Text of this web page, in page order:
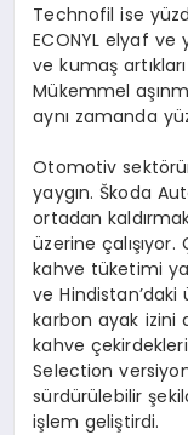
Technofil ise
ECONYL elyaf ve
ve kumaş
Mükemmel
aynı zamanda
Otomotiv
yaygın. Škoda
ortadan
üzerine
kahve tüketimi
ve
karbon ayak izini
kahve
Selection
sürdürülebilir
işlem geliştirdi.